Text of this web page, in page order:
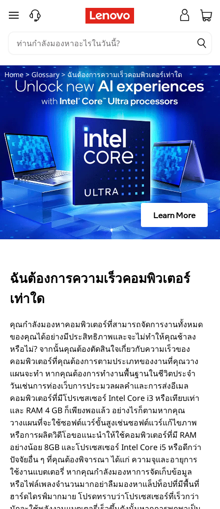
ค
า
ม
ร็
ว
โ
ป
ร
ซ
ค
ม
ข้ามไปที่เนื้อหาหลัก
Home> Glossary> ฉันต้องการความเร็วคอมพิวเตอร์เท่าใด
Learn More
ฉันต้องการความเร็วคอมพิวเตอร์
เท่าใด
คุณกําลังมองหาคอมพิวเตอร์ที่สามารถจัดการงานทั้งหมด
ของคุณได้อย่างมีประสิทธิภาพและจะไม่ทําให้คุณช้าลง
หรือไม่? จากนั้นคุณต้องตัดสินใจเกี่ยวกับความเร็วของ
คอมพิวเตอร์ที่คุณต้องการตามประเภทของงานที่คุณวาง
แผนจะทํา หากคุณต้องการทํางานพื้นฐานในชีวิตประจํา
วันเช่นการท่องเว็บการประมวลผลคําและการส่งอีเมล
คอมพิวเตอร์ที่มีโปรเซสเซอร์ Intel Core i3 หรือเทียบเท่า
และ RAM 4 GB ก็เพียงพอแล้ว อย่างไรก็ตามหากคุณ
วางแผนที่จะใช้ซอฟต์แวร์ขั้นสูงเช่นซอฟต์แวร์แก้ไขภาพ
หรือการผลิตวิดีโอขอแนะนําให้ใช้คอมพิวเตอร์ที่มี RAM
อย่างน้อย 8GB และโปรเซสเซอร์ Intel Core i5 หรือดีกว่า
ปัจจัยอื่น ๆ ที่คุณต้องพิจารณา ได้แก่ ความจุและอายุการ
ใช้งานแบตเตอรี่ หากคุณกําลังมองหาการจัดเก็บข้อมูล
หรือไฟล์เพลงจํานวนมากอย่าลืมมองหาแล็ปท็อปที่มีพื้นที่
ฮาร์ดไดรฟ์มากมาย โปรดทราบว่าโปรเซสเซอร์ที่เร็วกว่า